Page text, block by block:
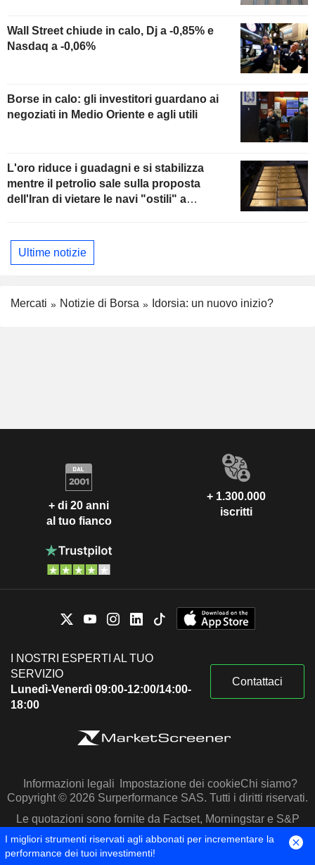
Wall Street chiude in calo, Dj a -0,85% e
Nasdaq a -0,06%
Borse in calo: gli investitori guardano ai
negoziati in Medio Oriente e agli utili
L'oro riduce i guadagni e si stabilizza
mentre il petrolio sale sulla proposta
dell'Iran di vietare le navi "ostili" a
Ultime notizie
Mercati Notizie di Borsa Idorsia: un nuovo inizio?
+ di 20 anni
al tuo fianco
+ 1.300.000
iscritti
I NOSTRI ESPERTI AL TUO
SERVIZIO
Lunedì-Venerdì 09:00-12:00/14:00-
18:00
Contattaci
Informazioni legali Impostazione dei cookieChi siamo?
Copyright © 2026 Surperformance SAS. Tutti i diritti riservati.
Le quotazioni sono fornite da Factset, Morningstar e S&P
Capital IQ
I migliori strumenti riservati agli abbonati per incrementare la
performance dei tuoi investimenti!